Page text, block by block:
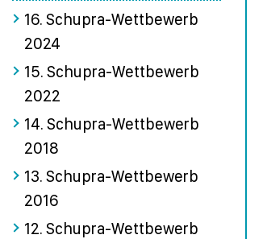
16. Schupra-Wettbewerb
2024
15. Schupra-Wettbewerb
2022
14. Schupra-Wettbewerb
2018
13. Schupra-Wettbewerb
2016
12. Schupra-Wettbewerb